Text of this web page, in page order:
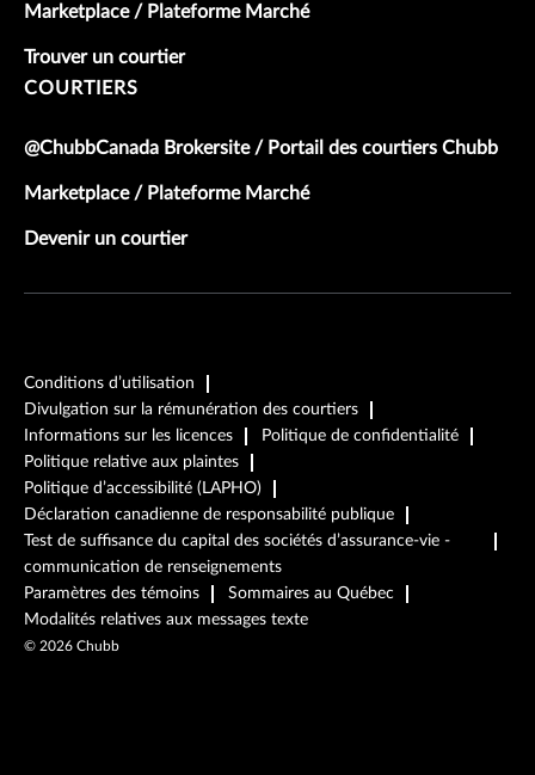
Marketplace / Plateforme Marché
Trouver un courtier
COURTIERS
@ChubbCanada Brokersite / Portail des courtiers Chubb
Marketplace / Plateforme Marché
Devenir un courtier
Conditions d’utilisation
Divulgation sur la rémunération des courtiers
Informations sur les licences
Politique de confidentialité
Politique relative aux plaintes
Politique d’accessibilité (LAPHO)
Déclaration canadienne de responsabilité publique
Test de suffisance du capital des sociétés d’assurance-vie -
communication de renseignements
Paramètres des témoins
Sommaires au Québec
Modalités relatives aux messages texte
© 2026 Chubb